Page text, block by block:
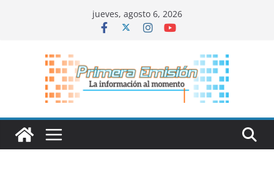
jueves, agosto 6, 2026